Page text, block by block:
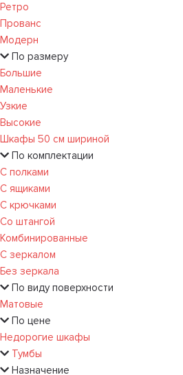
Ретро
Прованс
Модерн
По размеру
Большие
Маленькие
Узкие
Высокие
Шкафы 50 см шириной
По комплектации
С полками
С ящиками
С крючками
Со штангой
Комбинированные
С зеркалом
Без зеркала
По виду поверхности
Матовые
По цене
Недорогие шкафы
Тумбы
Назначение